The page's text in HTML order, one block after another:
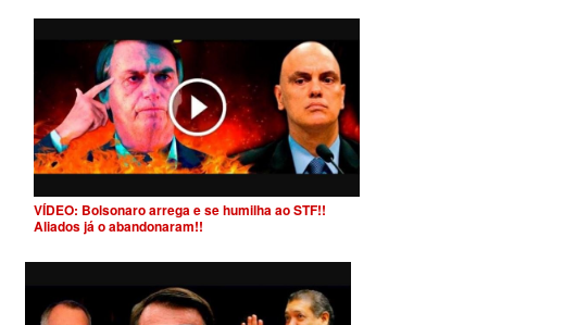
VÍDEO: Bolsonaro arrega e se humilha ao STF!!
Aliados já o abandonaram!!